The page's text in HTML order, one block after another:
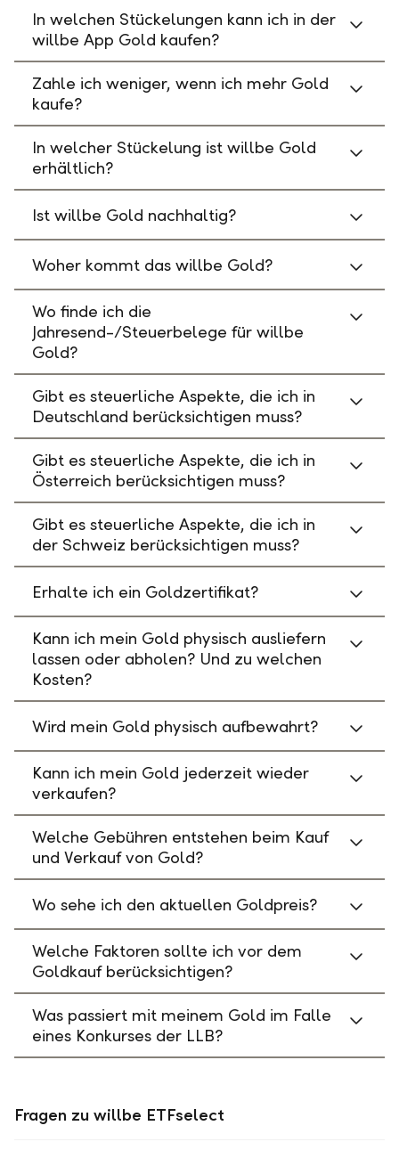
In welchen Stückelungen kann ich in der
willbe App Gold kaufen?
Zahle ich weniger, wenn ich mehr Gold
kaufe?
In welcher Stückelung ist willbe Gold
erhältlich?
Ist willbe Gold nachhaltig?
Woher kommt das willbe Gold?
Wo finde ich die
Jahresend-/Steuerbelege für willbe
Gold?
Gibt es steuerliche Aspekte, die ich in
Deutschland berücksichtigen muss?
Gibt es steuerliche Aspekte, die ich in
Österreich berücksichtigen muss?
Gibt es steuerliche Aspekte, die ich in
der Schweiz berücksichtigen muss?
Erhalte ich ein Goldzertifikat?
Kann ich mein Gold physisch ausliefern
lassen oder abholen? Und zu welchen
Kosten?
Wird mein Gold physisch aufbewahrt?
Kann ich mein Gold jederzeit wieder
verkaufen?
Welche Gebühren entstehen beim Kauf
und Verkauf von Gold?
Wo sehe ich den aktuellen Goldpreis?
Welche Faktoren sollte ich vor dem
Goldkauf berücksichtigen?
Was passiert mit meinem Gold im Falle
eines Konkurses der LLB?
Fragen zu willbe ETFselect